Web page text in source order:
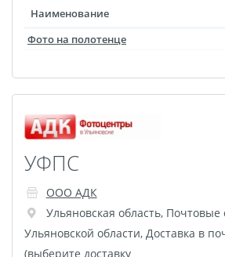
Холст на ДВП
Фотопечать на
пластике
Картины на досках
Фотопечать на дереве
Печать выкроек
Холст на конкурс
Фотопечать больших
Наименование
Фото на полотенце
УФПС
ООО АДК
Ульяновская область, Почтовые
Ульяновской области, Доставка в
(выберите доставку